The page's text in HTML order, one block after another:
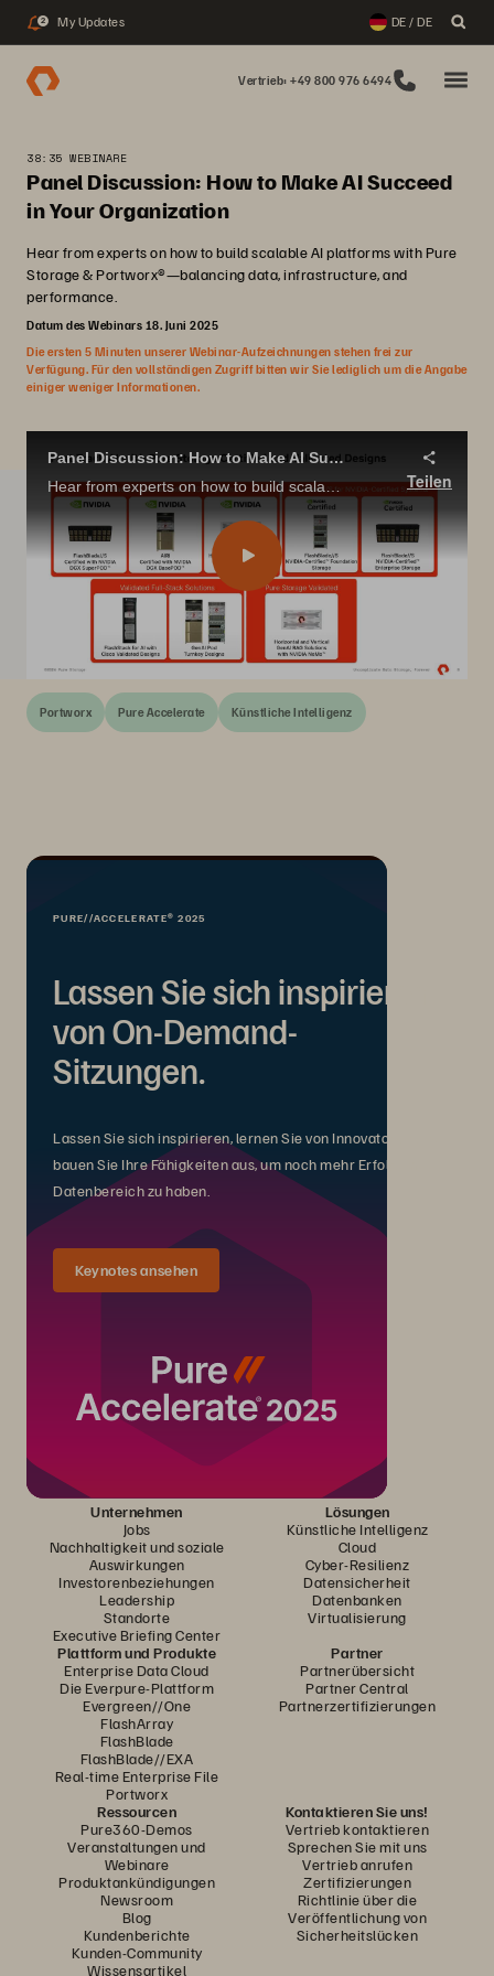
2 My Updates DE / DE
Vertrieb: +49 800 976 6494
38:35 WEBINARE
Panel Discussion: How to Make AI Succeed
in Your Organization
Hear from experts on how to build scalable AI platforms with Pure
Storage & Portworx®—balancing data, infrastructure, and
performance.
Datum des Webinars 18. Juni 2025
Die ersten 5 Minuten unserer Webinar-Aufzeichnungen stehen frei zur
Verfügung. Für den vollständigen Zugriff bitten wir Sie lediglich um die Angabe
einiger weniger Informationen.
Panel Discussion: How to Make AI Succeed in Your Organization
Hear from experts on how to build scalable AI platforms with Pure Storage & Portworx®—balancing data, infrastructure, and performance
Teilen
Portworx Pure Accelerate Künstliche Intelligenz
PURE//ACCELERATE® 2025
Lassen Sie sich inspirieren
von On-Demand-
Sitzungen.
Lassen Sie sich inspirieren, lernen Sie von Innovatoren und
bauen Sie Ihre Fähigkeiten aus, um noch mehr Erfolg im
Datenbereich zu haben.
Keynotes ansehen
Unternehmen
Jobs
Nachhaltigkeit und soziale
Auswirkungen
Investorenbeziehungen
Leadership
Standorte
Executive Briefing Center
Lösungen
Künstliche Intelligenz
Cloud
Cyber-Resilienz
Datensicherheit
Datenbanken
Virtualisierung
Plattform und Produkte
Enterprise Data Cloud
Die Everpure-Plattform
Evergreen//One
FlashArray
FlashBlade
FlashBlade//EXA
Real-time Enterprise File
Portworx
Partner
Partnerübersicht
Partner Central
Partnerzertifizierungen
Ressourcen
Pure360-Demos
Veranstaltungen und
Webinare
Produktankündigungen
Newsroom
Blog
Kundenberichte
Kunden-Community
Wissensartikel
Kontaktieren Sie uns!
Vertrieb kontaktieren
Sprechen Sie mit uns
Vertrieb anrufen
Zertifizierungen
Richtlinie über die
Veröffentlichung von
Sicherheitslücken